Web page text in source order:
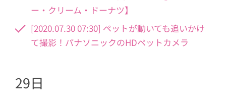
ー・クリーム・ドーナツ】
[2020.07.30 07:30] ペットが動いても追いかけ
て撮影！パナソニックのHDペットカメラ
29日